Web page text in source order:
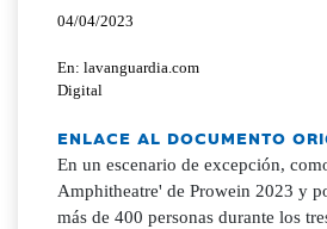
04/04/2023
En: lavanguardia.com
Digital
ENLACE AL DOCUMENTO
En un escenario de excepción,
Amphitheatre' de Prowein 2023 y
más de 400 personas durante los